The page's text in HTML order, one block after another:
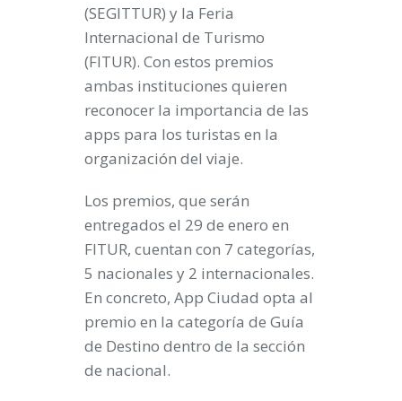
(SEGITTUR) y la Feria
Internacional de Turismo
(FITUR). Con estos premios
ambas instituciones quieren
reconocer la importancia de las
apps para los turistas en la
organización del viaje.
Los premios, que serán
entregados el 29 de enero en
FITUR, cuentan con 7 categorías,
5 nacionales y 2 internacionales.
En concreto, App Ciudad opta al
premio en la categoría de Guía
de Destino dentro de la sección
de nacional.